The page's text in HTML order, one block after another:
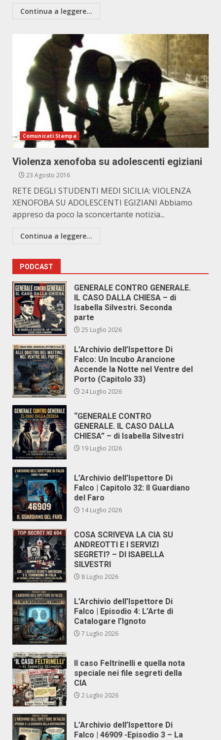
Continua a leggere...
Comunicati Stampa
Violenza xenofoba su adolescenti egiziani
23 Agosto 2016
RETE DEGLI STUDENTI MEDI SICILIA: VIOLENZA
XENOFOBA SU ADOLESCENTI EGIZIANI Abbiamo
appreso da poco la sconcertante notizia...
Continua a leggere...
PODCAST
GENERALE CONTRO GENERALE.
IL CASO DALLA CHIESA – di
Isabella Silvestri. Seconda
parte
25 Luglio 2026
L’Archivio dell’Ispettore Di
Falco: Un Incubo Arancione
Accende la Notte nel Ventre del
Porto (Capitolo 33)
24 Luglio 2026
“GENERALE CONTRO
GENERALE. IL CASO DALLA
CHIESA” – di Isabella Silvestri
19 Luglio 2026
L’Archivio dell’Ispettore Di
Falco | Capitolo 32: Il Guardiano
del Faro
14 Luglio 2026
COSA SCRIVEVA LA CIA SU
ANDREOTTI E I SERVIZI
SEGRETI? – DI ISABELLA
SILVESTRI
8 Luglio 2026
L’Archivio dell’Ispettore Di
Falco | Episodio 4: L’Arte di
Catalogare l’Ignoto
7 Luglio 2026
Il caso Feltrinelli e quella nota
speciale nei file segreti della
CIA
2 Luglio 2026
L’Archivio dell’Ispettore Di
Falco | 46909 -Episodio 3 – La